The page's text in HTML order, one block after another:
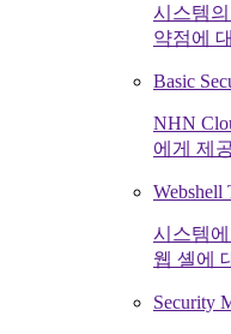
시스템
약점에
Basic
NHN
에게 제
Webshell
시스템
웹 셸에
Security